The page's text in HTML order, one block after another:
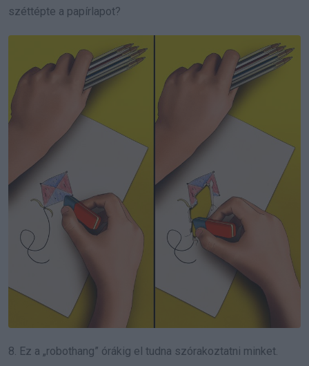
széttépte a papírlapot?
8. Ez a „robothang” órákig el tudna szórakoztatni minket.